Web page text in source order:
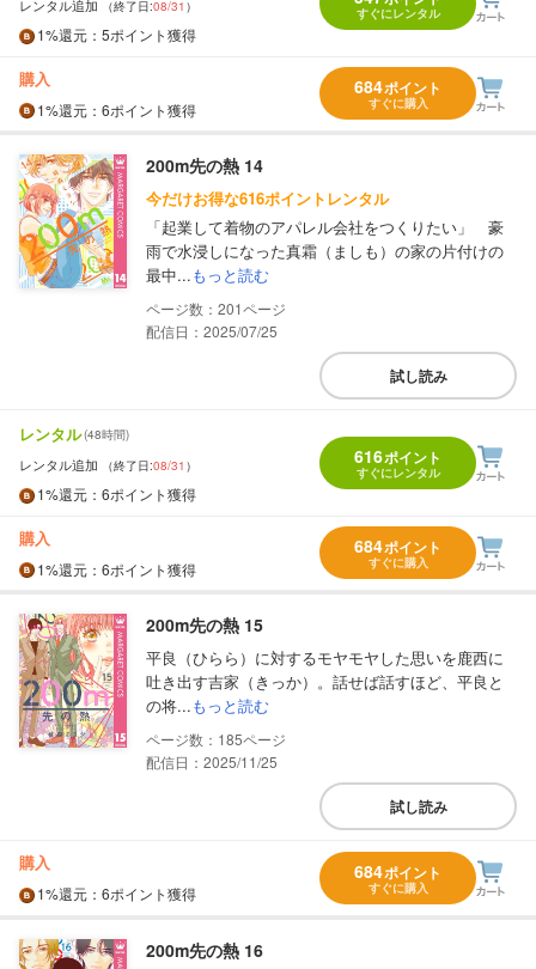
レンタル追加 （終了日:08/31 ）
1%還元 ：5ポイント獲得
すぐにレンタル
購入
1%還元 ：6ポイント獲得
684ポイント
すぐに購入
200m先の熱 14
今だけお得な616ポイントレンタル
「起業して着物のアパレル会社をつくりたい」 豪
雨で水浸しになった真霜（ましも）の家の片付けの
最中...もっと読む
201
配信日：2025/07/25
試し読み
レンタル(48時間)
レンタル追加 （終了日:08/31 ）
1%還元 ：6ポイント獲得
616ポイント
すぐにレンタル
購入
1%還元 ：6ポイント獲得
684ポイント
すぐに購入
200m先の熱 15
平良（ひらら）に対するモヤモヤした思いを鹿西に
吐き出す吉家（きっか）。話せば話すほど、平良と
の将...もっと読む
185
配信日：2025/11/25
試し読み
購入
1%還元 ：6ポイント獲得
684ポイント
すぐに購入
200m先の熱 16